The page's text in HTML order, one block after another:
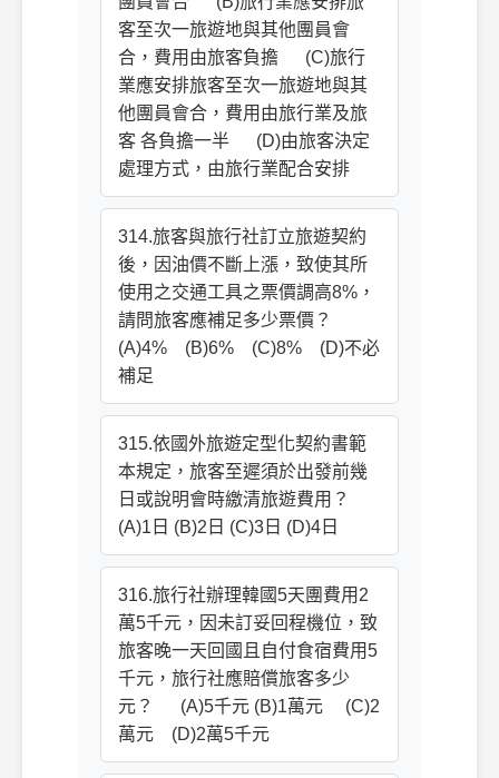
客至次一旅遊地與其他團員會
合，費用由旅客負擔 (C)旅行
業應安排旅客至次一旅遊地與其
他團員會合，費用由旅行業及旅
客 各負擔一半 (D)由旅客決定
處理方式，由旅行業配合安排
314.旅客與旅行社訂立旅遊契約
後，因油價不斷上漲，致使其所
使用之交通工具之票價調高8%，
請問旅客應補足多少票價？
(A)4% (B)6% (C)8% (D)不必
補足
315.依國外旅遊定型化契約書範
本規定，旅客至遲須於出發前幾
日或說明會時繳清旅遊費用？
(A)1日 (B)2日 (C)3日 (D)4日
316.旅行社辦理韓國5天團費用2
萬5千元，因未訂妥回程機位，致
旅客晚一天回國且自付食宿費用5
千元，旅行社應賠償旅客多少
元？ (A)5千元 (B)1萬元 (C)2
萬元 (D)2萬5千元